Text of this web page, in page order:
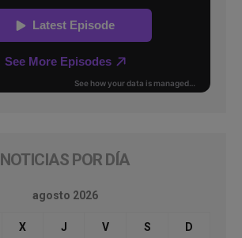
NOTICIAS POR DÍA
agosto 2026
X J V S D